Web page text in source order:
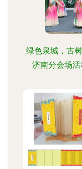
绿色泉城，古
济南分会场